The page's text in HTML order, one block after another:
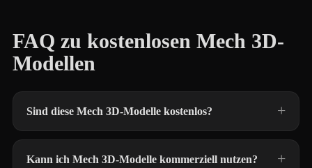
FAQ zu kostenlosen Mech 3D-
Modellen
Sind diese Mech 3D-Modelle kostenlos?
Kann ich Mech 3D-Modelle kommerziell nutzen?